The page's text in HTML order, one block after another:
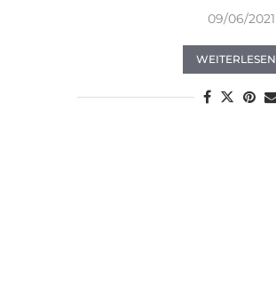
09/06/2021
WEITERLESEN